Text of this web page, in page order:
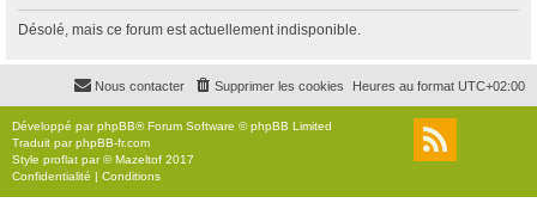
r
c
r
Désolé, mais ce forum est actuellement indisponible.
Heures au format UTC+02:00
Supprimer les cookies
Nous contacter
Développé parphpBB® Forum Software © phpBB Limited
Traduit parphpBB-fr.com
Style proflat par ©Mazeltof 2017
Confidentialité | Conditions